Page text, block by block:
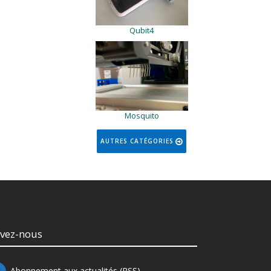
Qubit4
Mosquito
AUTRES CATÉGORIES
nous